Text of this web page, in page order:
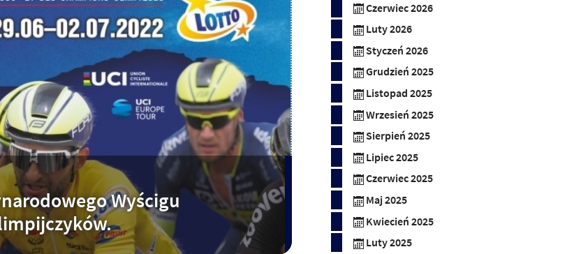
Wyścigu
Czerwiec 2026
Luty 2026
Styczeń 2026
Grudzień 2025
Listopad 2025
Wrzesień 2025
Sierpień 2025
Lipiec 2025
Czerwiec 2025
Maj 2025
Kwiecień 2025
Luty 2025